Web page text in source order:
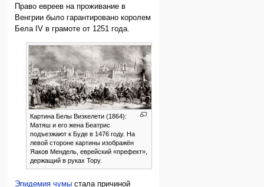
Право евреев на проживание в
Венгрии было гарантировано королем
Бела IV в грамоте от 1251 года.
Картина Белы Визкелети (1864):
Матяш и его жена Беатрис
подъезжают к Буде в 1476 году. На
левой стороне картины изображён
Яаков Мендель, еврейский «префект»,
держащий в руках Тору.
Эпидемия чумы стала причиной